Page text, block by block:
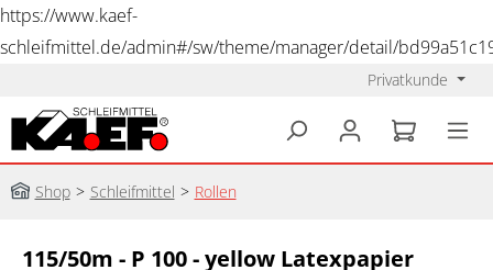
https://www.kaef-
schleifmittel.de/admin#/sw/theme/manager/detail/
Privatkunde
Shop > Schleifmittel > Rollen
115/50m - P 100 - yellow Latexpapier